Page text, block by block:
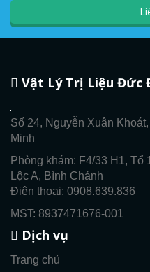
Vật Lý Trị Liệu Đức
Số 24, Nguyễn Xuân
Minh
Phòng khám: F4/33 H1, Tổ
Lộc A, Bình Chánh
Điện thoại: 0908.639.836
MST: 8937471676-001
Dịch vụ
Trang chủ